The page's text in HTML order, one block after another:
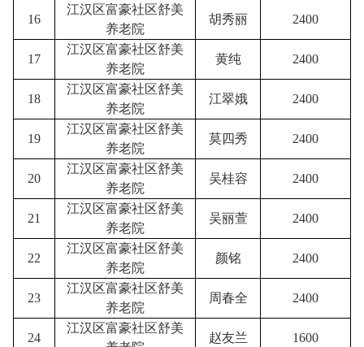
16
江汉区富豪社区舒美
养老院
胡秀丽 2400
17
江汉区富豪社区舒美
养老院
黄纯 2400
18
江汉区富豪社区舒美
养老院
江翠娥 2400
19
江汉区富豪社区舒美
养老院
莫四秀 2400
20
江汉区富豪社区舒美
养老院
吴桂容 2400
21
江汉区富豪社区舒美
养老院
吴丽萱 2400
22
江汉区富豪社区舒美
养老院
颜铭 2400
23
江汉区富豪社区舒美
养老院
周春全 2400
24
江汉区富豪社区舒美
赵友兰 1600